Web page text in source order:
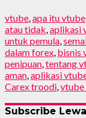
vtube,apa itu vtube
atau tidak,aplikasi
untuk pemula,
dalam forex, bisnis
penipuan,tentang
aman,aplikasi
Carex troodi,vtube
Subscribe